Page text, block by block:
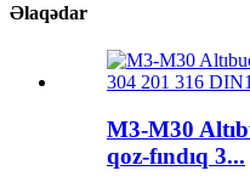
Əlaqədar
M3-M30
qoz-fındıq 3...